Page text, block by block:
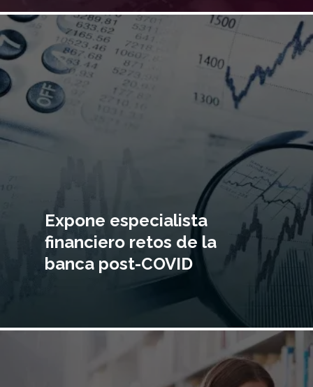
Imagen
principal
Expone especialista
financiero retos de la
banca post-COVID